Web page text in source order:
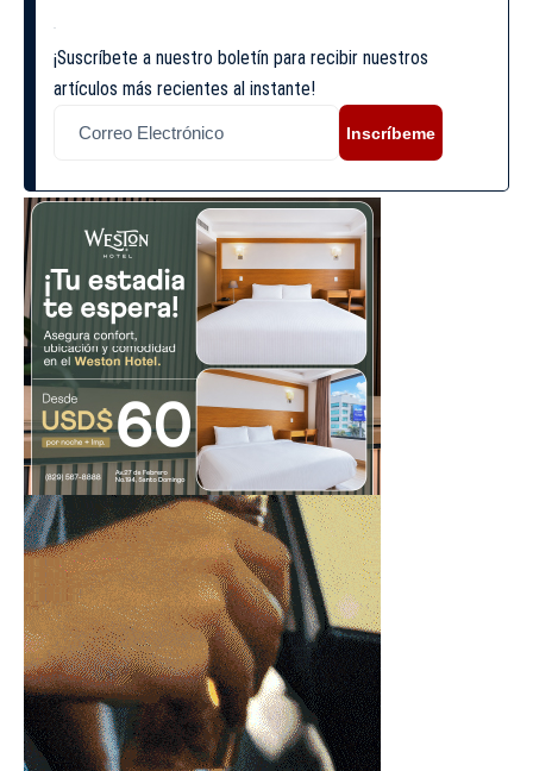
¡Suscríbete a nuestro boletín para recibir nuestros
artículos más recientes al instante!
Inscríbeme